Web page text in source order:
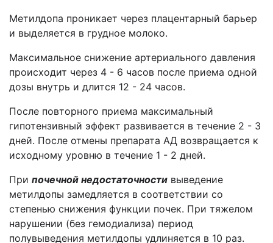
Метилдопа проникает через плацентарный барьер
и выделяется в грудное молоко.
Максимальное снижение артериального давления
происходит через 4 - 6 часов после приема одной
дозы внутрь и длится 12 - 24 часов.
После повторного приема максимальный
гипотензивный эффект развивается в течение 2 - 3
дней. После отмены препарата АД возвращается к
исходному уровню в течение 1 - 2 дней.
При почечной недостаточности выведение
метилдопы замедляется в соответствии со
степенью снижения функции почек. При тяжелом
нарушении (без гемодиализа) период
полувыведения метилдопы удлиняется в 10 раз.